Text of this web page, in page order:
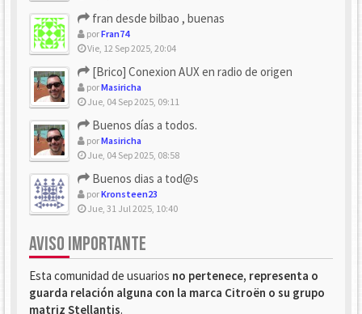
fran desde bilbao , buenas
porFran74
Vie, 12 Sep 2025, 20:04
[Brico] Conexion AUX en radio de origen
porMasiricha
Jue, 04 Sep 2025, 09:11
Buenos días a todos.
porMasiricha
Jue, 04 Sep 2025, 08:58
Buenos dias a tod@s
porKronsteen23
Jue, 31 Jul 2025, 10:40
AVISO IMPORTANTE
Esta comunidad de usuarios no pertenece, representa o
guarda relación alguna con la marca Citroën o su grupo
matriz Stellantis.